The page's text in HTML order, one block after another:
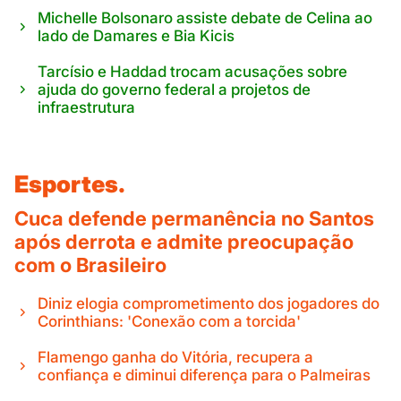
Michelle Bolsonaro assiste debate de Celina ao
lado de Damares e Bia Kicis
Tarcísio e Haddad trocam acusações sobre
ajuda do governo federal a projetos de
infraestrutura
Esportes.
Cuca defende permanência no Santos
após derrota e admite preocupação
com o Brasileiro
Diniz elogia comprometimento dos jogadores do
Corinthians: 'Conexão com a torcida'
Flamengo ganha do Vitória, recupera a
confiança e diminui diferença para o Palmeiras